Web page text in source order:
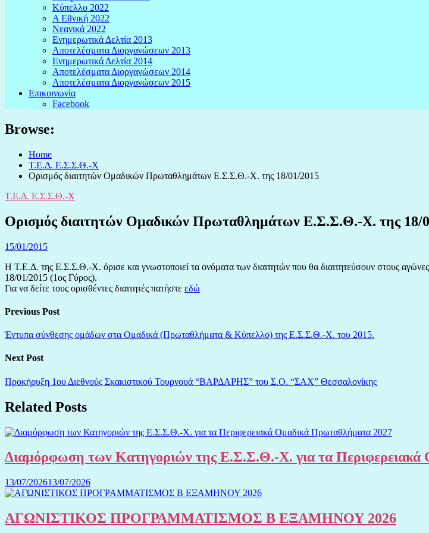
Κύπελλο 2022
Α Εθνική 2022
Νεανικά 2022
Ενημερωτικά Δελτία 2013
Αποτελέσματα Διοργανώσεων 2013
Ενημερωτικά Δελτία 2014
Αποτελέσματα Διοργανώσεων 2014
Αποτελέσματα Διοργανώσεων 2015
Επικοινωνία
Facebook
Browse:
Home
Τ.Ε.Δ. Ε.Σ.Σ.Θ.-Χ
Ορισμός διαιτητών Ομαδικών Πρωταθλημάτων Ε.Σ.Σ.Θ.-Χ. της 18/01/2015
Τ.Ε.Δ. Ε.Σ.Σ.Θ.-Χ
Ορισμός διαιτητών Ομαδικών Πρωταθλημάτων Ε.Σ.Σ.Θ.-Χ. της 18/
15/01/2015
Η Τ.Ε.Δ. της Ε.Σ.Σ.Θ.-Χ. όρισε και γνωστοποιεί τα ονόματα των διαιτητών που θα διαιτητεύσουν στους
18/01/2015 (1ος Γύρος).
Για να δείτε τους ορισθέντες διαιτητές πατήστε εδώ
Previous Post
Έντυπα σύνθεσης ομάδων στα Ομαδικά (Πρωταθλήματα & Κύπελλο) της Ε.Σ.Σ.Θ.-Χ. του 2015.
Next Post
Προκήρυξη 1ου Διεθνούς Σκακιστικού Τουρνουά “ΒΑΡΔΑΡΗΣ” του Σ.Ο. “ΣΑΧ” Θεσσαλονίκης
Related Posts
Διαμόρφωση των Κατηγοριών της Ε.Σ.Σ.Θ.-Χ. για τα
13/07/202613/07/2026
ΑΓΩΝΙΣΤΙΚΟΣ ΠΡΟΓΡΑΜΜΑΤΙΣΜΟΣ Β ΕΞΑΜΗΝΟΥ 2026